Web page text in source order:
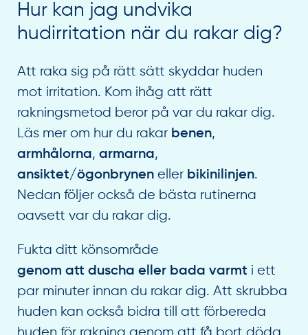
Hur kan jag undvika
hudirritation när du rakar dig?
Att raka sig på rätt sätt skyddar huden
mot irritation. Kom ihåg att rätt
rakningsmetod beror på var du rakar dig.
Läs mer om hur du rakar benen,
armhålorna, armarna,
ansiktet/ögonbrynen eller bikinilinjen.
Nedan följer också de bästa rutinerna
oavsett var du rakar dig.
Fukta ditt könsområde
genom att duscha eller bada varmt i ett
par minuter innan du rakar dig. Att skrubba
huden kan också bidra till att förbereda